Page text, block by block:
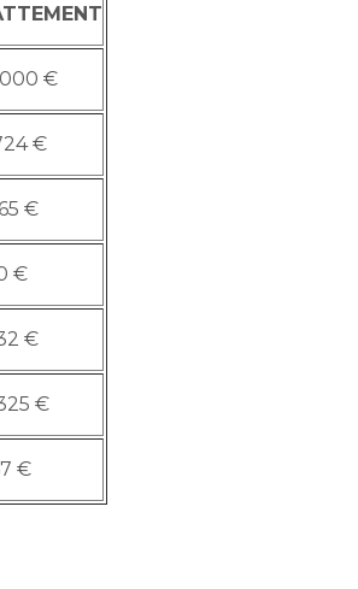
€
€
€
€
€
€
€